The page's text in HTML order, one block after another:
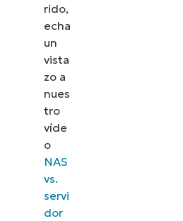
rido,
echa
un
vista
zo a
nues
tro
víde
o
NAS
vs.
servi
dor